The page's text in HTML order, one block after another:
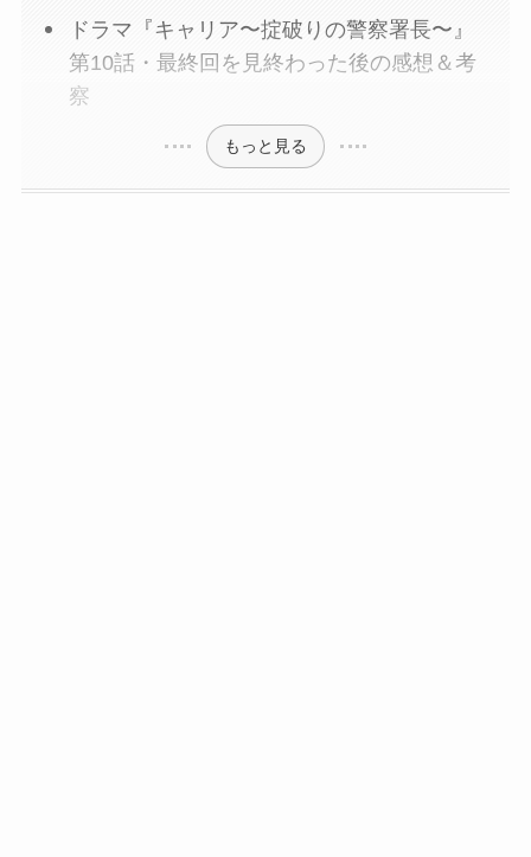
ドラマ『キャリア〜掟破りの警察署長〜』
第10話・最終回を見終わった後の感想＆考
察
もっと見る